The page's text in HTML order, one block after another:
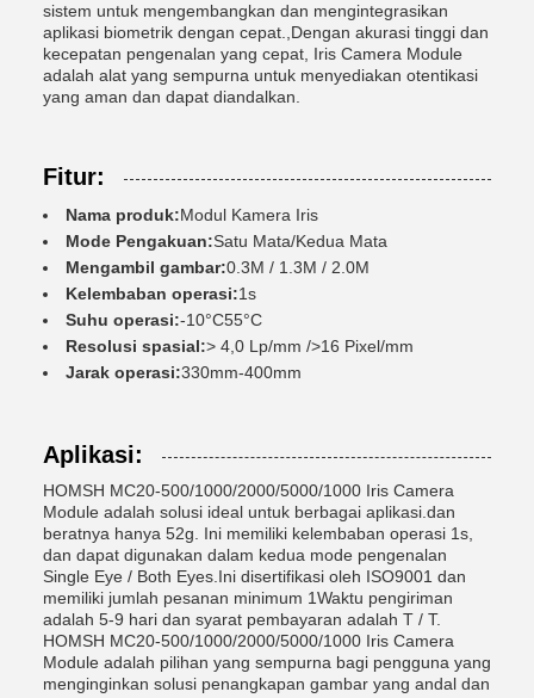
sistem untuk mengembangkan dan mengintegrasikan
aplikasi biometrik dengan cepat.,Dengan akurasi tinggi dan
kecepatan pengenalan yang cepat, Iris Camera Module
adalah alat yang sempurna untuk menyediakan otentikasi
yang aman dan dapat diandalkan.
Fitur:
Nama produk:Modul Kamera Iris
Mode Pengakuan:Satu Mata/Kedua Mata
Mengambil gambar:0.3M / 1.3M / 2.0M
Kelembaban operasi:1s
Suhu operasi:-10°C55°C
Resolusi spasial:> 4,0 Lp/mm />16 Pixel/mm
Jarak operasi:330mm-400mm
Aplikasi:
HOMSH MC20-500/1000/2000/5000/1000 Iris Camera
Module adalah solusi ideal untuk berbagai aplikasi.dan
beratnya hanya 52g. Ini memiliki kelembaban operasi 1s,
dan dapat digunakan dalam kedua mode pengenalan
Single Eye / Both Eyes.Ini disertifikasi oleh ISO9001 dan
memiliki jumlah pesanan minimum 1Waktu pengiriman
adalah 5-9 hari dan syarat pembayaran adalah T / T.
HOMSH MC20-500/1000/2000/5000/1000 Iris Camera
Module adalah pilihan yang sempurna bagi pengguna yang
menginginkan solusi penangkapan gambar yang andal dan